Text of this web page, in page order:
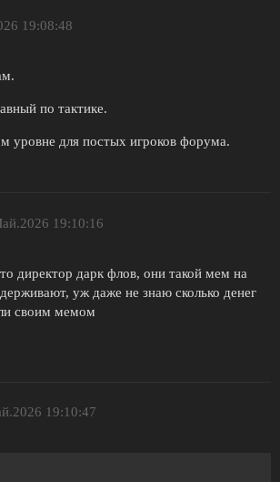
19:08:48
по тактике.
уровне для постых игроков форума.
19:10:16
директор дарк флов, они такой мем на
уж даже не знаю сколько денег
своим мемом
19:10:47